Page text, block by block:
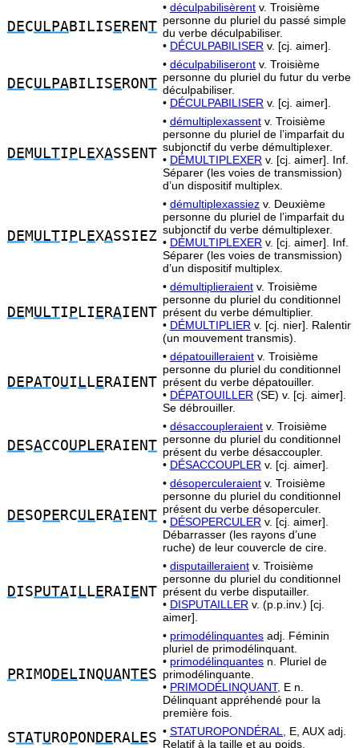
DECULPABILIS E RENT
• déculpabilisèrent v. Troisième
personne du pluriel du passé simple
du verbe déculpabiliser.
• DÉCULPABILISER v. [cj. aimer].
DECULPABILIS E RONT
• déculpabiliseront v. Troisième
personne du pluriel du futur du verbe
déculpabiliser.
• DÉCULPABILISER v. [cj. aimer].
DEMULTI P L EXASSENT
• démultiplexassent v. Troisième
personne du pluriel de l’imparfait du
subjonctif du verbe démultiplexer.
• DÉMULTIPLEXER v. [cj. aimer]. Inf.
Séparer (les voies de transmission)
d’un dispositif multiplex.
DEMULTI P L EXASSIEZ
• démultiplexassiez v. Deuxième
personne du pluriel de l’imparfait du
subjonctif du verbe démultiplexer.
• DÉMULTIPLEXER v. [cj. aimer]. Inf.
Séparer (les voies de transmission)
d’un dispositif multiplex.
DEMULTI P LI E RAIENT
• démultiplieraient v. Troisième
personne du pluriel du conditionnel
présent du verbe démultiplier.
• DÉMULTIPLIER v. [cj. nier]. Ralentir
(un mouvement transmis).
DEPATOUI L L E RAIENT
• dépatouilleraient v. Troisième
personne du pluriel du conditionnel
présent du verbe dépatouiller.
• DÉPATOUILLER (SE) v. [cj. aimer].
Se débrouiller.
DESACCOUPLE RAIENT
• désaccoupleraient v. Troisième
personne du pluriel du conditionnel
présent du verbe désaccoupler.
• DÉSACCOUPLER v. [cj. aimer].
DESO PE RCUL ERAIENT
• désoperculeraient v. Troisième
personne du pluriel du conditionnel
présent du verbe désoperculer.
• DÉSOPERCULER v. [cj. aimer].
Débarrasser (les rayons d’une
ruche) de leur couvercle de cire.
DIS PUTAI L L E RAI E NT
• disputailleraient v. Troisième
personne du pluriel du conditionnel
présent du verbe disputailler.
• DISPUTAILLER v. (p.p.inv.) [cj.
aimer].
P RIMO DELINQUANTES
• primodélinquantes adj. Féminin
pluriel de primodélinquant.
• primodélinquantes n. Pluriel de
primodélinquante.
• PRIMODÉLINQUANT, E n.
Délinquant appréhendé pour la
première fois.
STATU RO PON DE RALES • STATUROPONDÉRAL,
E, AUX adj.
Relatif à la taille et au poids.